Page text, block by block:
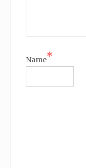
Name*